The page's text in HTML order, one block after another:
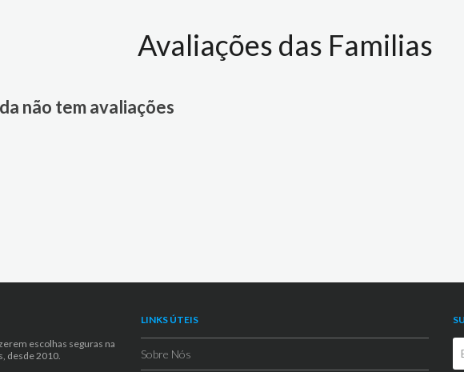
Avaliações das Familias
não tem avaliações
escolhas seguras na
desde 2010.
LINKS ÚTEIS
Sobre Nós